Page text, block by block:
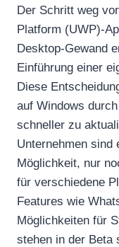
Der Schritt weg
Platform (UWP)-
Desktop-Gewand
Einführung einer
Diese
auf Windows
schneller zu
Unternehmen sind
Möglichkeit, nur
für verschiedene
Features wie
Möglichkeiten für
stehen in der Beta